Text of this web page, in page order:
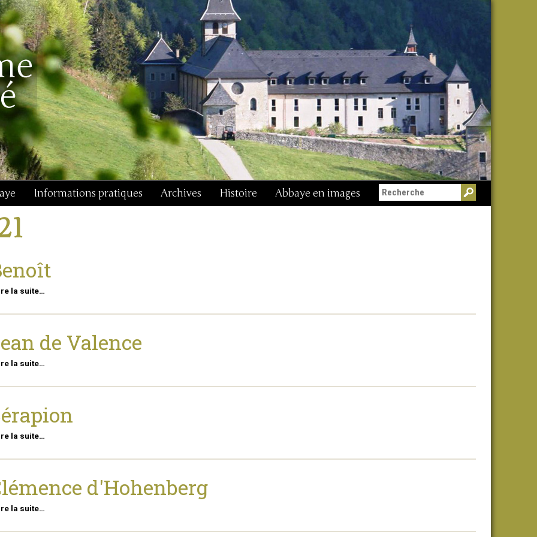
Informations pratiques Archives Histoire Abbaye en images
la suite…
de Valence
la suite…
la suite…
d'Hohenberg
la suite…